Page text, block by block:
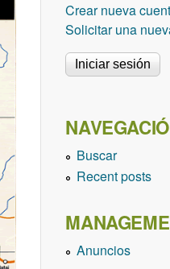
Crear nueva
Solicitar una
Buscar
Recent posts
Anuncios